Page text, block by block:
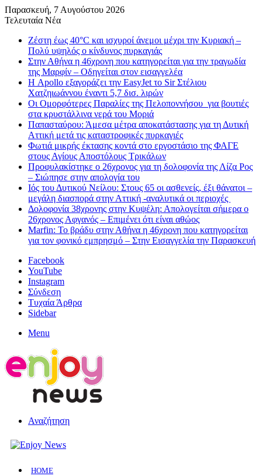
Παρασκευή, 7 Αυγούστου 2026
Τελευταία Νέα
Ζέστη έως 40°C και ισχυροί άνεμοι μέχρι την Κυριακή –
Πολύ υψηλός ο κίνδυνος πυρκαγιάς
Στην Αθήνα η 46χρονη που κατηγορείται για την τραγωδία
της Μαρφίν – Οδηγείται στον εισαγγελέα
Η Apollo εξαγοράζει την EasyJet το Sir Στέλιου
Χατζηιωάννου έναντι 5,7 δισ. λιρών
Οι Ομορφότερες Παραλίες της Πελοποννήσου για βουτιές
στα κρυστάλλινα νερά του Μοριά
Παπασταύρου: Άμεσα μέτρα αποκατάστασης για τη Δυτική
Αττική μετά τις καταστροφικές πυρκαγιές
Φωτιά μικρής έκτασης κοντά στο εργοστάσιο της ΦΑΓΕ
στους Αγίους Αποστόλους Τρικάλων
Προφυλακίστηκε ο 26χρονος για τη δολοφονία της Λίζα Ρος
– Σιώπησε στην απολογία του
Ιός του Δυτικού Νείλου: Στους 65 οι ασθενείς, έξι θάνατοι –
μεγάλη διασπορά στην Αττική -αναλυτικά οι περιοχές
Δολοφονία 38χρονης στην Κυψέλη: Απολογείται σήμερα ο
26χρονος Αφγανός – Επιμένει ότι είναι αθώος
Marfin: Το βράδυ στην Αθήνα η 46χρονη που κατηγορείται
για τον φονικό εμπρησμό – Στην Εισαγγελία την Παρασκευή
Facebook
YouTube
Instagram
Σύνδεση
Τυχαία Άρθρα
Sidebar
Menu
Αναζήτηση
HOME